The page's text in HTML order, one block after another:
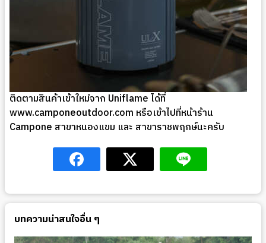
ติดตามสินค้าเข้าใหม่จาก Uniflame ได้ที่
www.camponeoutdoor.com หรือเข้าไปที่หน้าร้าน
Campone สาขาหนองแขม และ สาขาราชพฤกษ์นะครับ
บทความน่าสนใจอื่น ๆ